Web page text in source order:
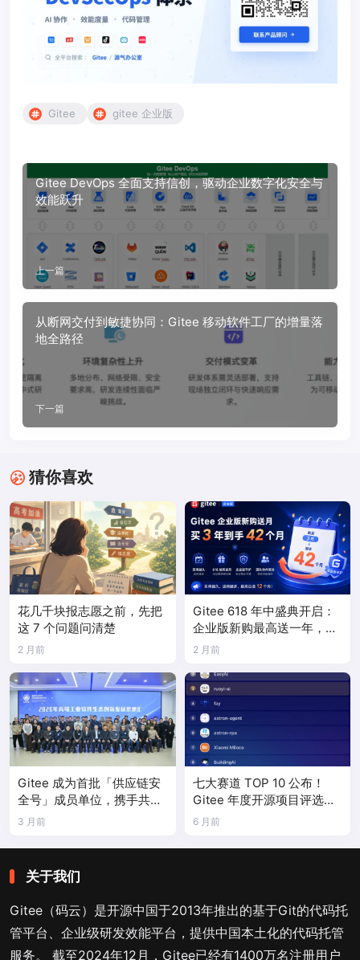
Gitee gitee 企业版
Gitee DevOps 全面支持信创，驱动企业数字化安全与
效能跃升
上一篇
从断网交付到敏捷协同：Gitee 移动软件工厂的增量落
地全路径
下一篇
猜你喜欢
花几千块报志愿之前，先把
这 7 个问题问清楚
2 月前
Gitee 618 年中盛典开启：
企业版新购最高送一年，
PocketClaw 首次限时折扣
2 月前
Gitee 成为首批「供应链安
全号」成员单位，携手共建
国产工业软件生态
3 月前
七大赛道 TOP 10 公布！
Gitee 年度开源项目评选结
果正式揭晓
6 月前
关于我们
Gitee（码云）是开源中国于2013年推出的基于Git的代码托
管平台、企业级研发效能平台，提供中国本土化的代码托管
服务。 截至2024年12月，Gitee已经有1400万名注册用户